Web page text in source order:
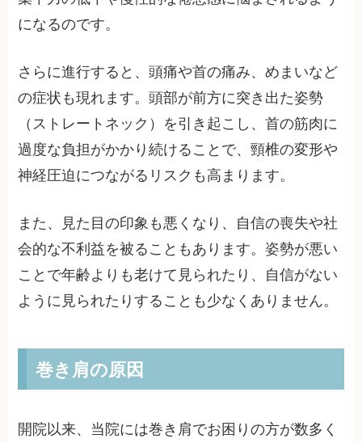
になるのです。
さらに進行すると、頭痛や首の痛み、めまいなど
の症状も現れます。頭部が前方に突き出た姿勢
（ストレートネック）を引き起こし、首の筋肉に
過度な負担がかかり続けることで、頸椎の変形や
神経圧迫につながるリスクも高まります。
また、見た目の印象も悪くなり、自信の喪失や社
会的な不利益を被ることもあります。姿勢が悪い
ことで年齢よりも老けて見られたり、自信がない
ように見られたりすることも少なくありません。
巻き肩の原因
開院以来、当院には巻き肩でお困りの方が数多く